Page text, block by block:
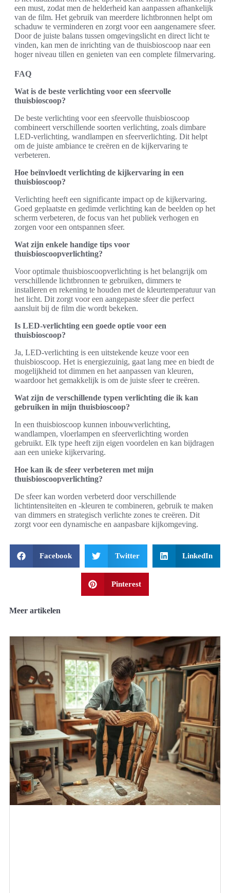
een must, zodat men de helderheid kan aanpassen afhankelijk
van de film. Het gebruik van meerdere lichtbronnen helpt om
schaduw te verminderen en zorgt voor een aangenamere sfeer.
Door de juiste balans tussen omgevingslicht en direct licht te
vinden, kan men de inrichting van de thuisbioscoop naar een
hoger niveau tillen en genieten van een complete filmervaring.
FAQ
Wat is de beste verlichting voor een sfeervolle
thuisbioscoop?
De beste verlichting voor een sfeervolle thuisbioscoop
combineert verschillende soorten verlichting, zoals dimbare
LED-verlichting, wandlampen en sfeerverlichting. Dit helpt
om de juiste ambiance te creëren en de kijkervaring te
verbeteren.
Hoe beïnvloedt verlichting de kijkervaring in een
thuisbioscoop?
Verlichting heeft een significante impact op de kijkervaring.
Goed geplaatste en gedimde verlichting kan de beelden op het
scherm verbeteren, de focus van het publiek verhogen en
zorgen voor een ontspannen sfeer.
Wat zijn enkele handige tips voor
thuisbioscoopverlichting?
Voor optimale thuisbioscoopverlichting is het belangrijk om
verschillende lichtbronnen te gebruiken, dimmers te
installeren en rekening te houden met de kleurtemperatuur van
het licht. Dit zorgt voor een aangepaste sfeer die perfect
aansluit bij de film die wordt bekeken.
Is LED-verlichting een goede optie voor een
thuisbioscoop?
Ja, LED-verlichting is een uitstekende keuze voor een
thuisbioscoop. Het is energiezuinig, gaat lang mee en biedt de
mogelijkheid tot dimmen en het aanpassen van kleuren,
waardoor het gemakkelijk is om de juiste sfeer te creëren.
Wat zijn de verschillende typen verlichting die ik kan
gebruiken in mijn thuisbioscoop?
In een thuisbioscoop kunnen inbouwverlichting,
wandlampen, vloerlampen en sfeerverlichting worden
gebruikt. Elk type heeft zijn eigen voordelen en kan bijdragen
aan een unieke kijkervaring.
Hoe kan ik de sfeer verbeteren met mijn
thuisbioscoopverlichting?
De sfeer kan worden verbeterd door verschillende
lichtintensiteiten en -kleuren te combineren, gebruik te maken
van dimmers en strategisch verlichte zones te creëren. Dit
zorgt voor een dynamische en aanpasbare kijkomgeving.
Facebook Twitter LinkedIn
Pinterest
Meer artikelen